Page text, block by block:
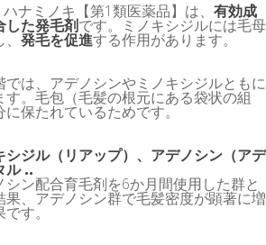
ナミノキ【第1類医薬品】は、 有効成
した発毛剤です。ミノキシジルには毛母
発毛を促進する作用があります。
は、アデノシンやミノキシジルともに
。毛包（毛髪の根元にある袋状の組
保たれているためです。
ジル（リアップ）、アデノシン（アデ
ル ..
ン配合育毛剤を6か月間使用した群と
、アデノシン群で毛髪密度が顕著に増
す。